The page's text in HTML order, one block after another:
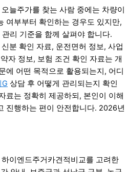
늘주가를 찾는 사람 중에는 차량이
여부부터 확인하는 경우도 있지만,
리 기준을 함께 살펴야 합니다.
분 확인 자료, 운전면허 정보, 사업
자 정보, 보험 조건 확인 자료는 개
에 어떤 목적으로 활용되는지, 어디
상담 후 어떻게 관리되는지 확인
료는 정확히 제공하되, 본인이 이해
진행하는 편이 안전합니다. 2026년
이엔드주거카견적비교를 고려한